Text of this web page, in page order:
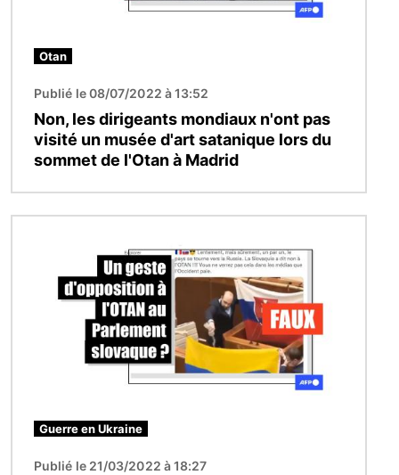
Otan
Publié le 08/07/2022 à 13:52
Non, les dirigeants mondiaux n'ont pas
visité un musée d'art satanique lors du
sommet de l'Otan à Madrid
Guerre en Ukraine
Publié le 21/03/2022 à 18:27